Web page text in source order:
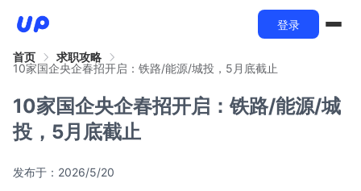
登录
首页
求职攻略
10家国企央企春招开启：铁路/能源/城投，5月底截止
10家国企央企春招开启：铁路/能源/城
投，5月底截止
发布于： 2026/5/20